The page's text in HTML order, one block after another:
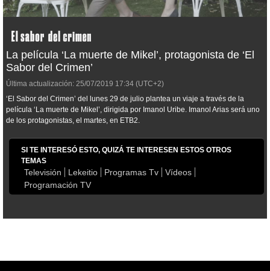
La película ‘La muerte de Mikel’, protagonista de ‘El
Sabor del Crimen’
Última actualización: 25/07/2019 17:34 (UTC+2)
‘El Sabor del Crimen’ del lunes 29 de julio plantea un viaje a través de la
película ‘La muerte de Mikel’, dirigida por Imanol Uribe. Imanol Arias será uno
de los protagonistas, el martes, en ETB2.
SI TE INTERESÓ ESTO, QUIZÁ TE INTERESEN ESTOS OTROS
TEMAS
Televisión Lekeitio Programas Tv
Vídeos
Programación TV